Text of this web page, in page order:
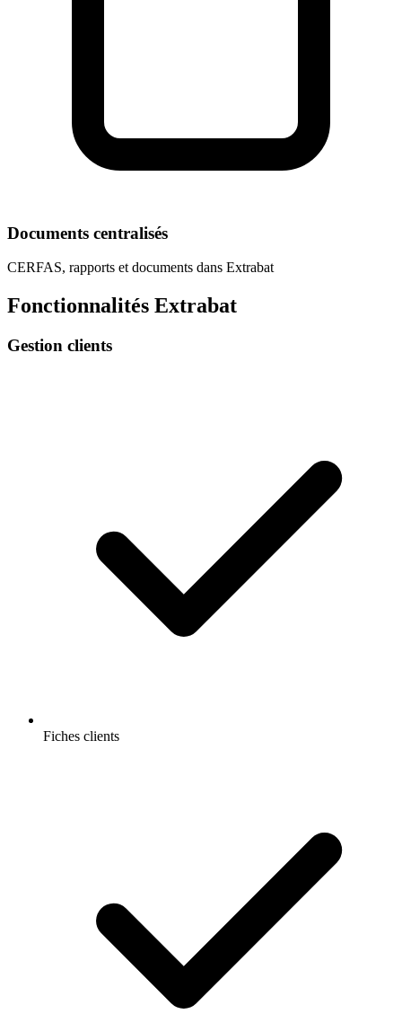
Documents centralisés
CERFAS, rapports et documents dans Extrabat
Fonctionnalités Extrabat
Gestion clients
Fiches clients